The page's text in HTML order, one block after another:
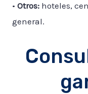
• Otros: hoteles,
general.